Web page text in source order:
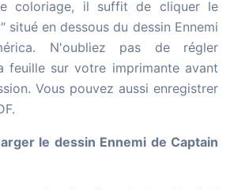
coloriage, il suffit de cliquer le
situé en dessous du dessin Ennemi
N'oubliez pas de régler
feuille sur votre imprimante avant
Vous pouvez aussi enregistrer
le dessin Ennemi de Captain